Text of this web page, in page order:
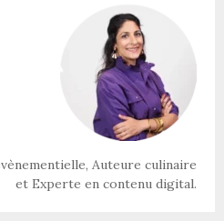
Auteure culinaire
et Experte en contenu digital.